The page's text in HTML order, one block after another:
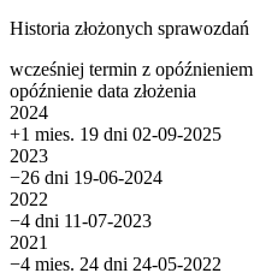
Historia złożonych sprawozdań
wcześniej termin z opóźnieniem
opóźnienie data złożenia
2024
+1 mies. 19 dni 02-09-2025
2023
−26 dni 19-06-2024
2022
−4 dni 11-07-2023
2021
−4 mies. 24 dni 24-05-2022